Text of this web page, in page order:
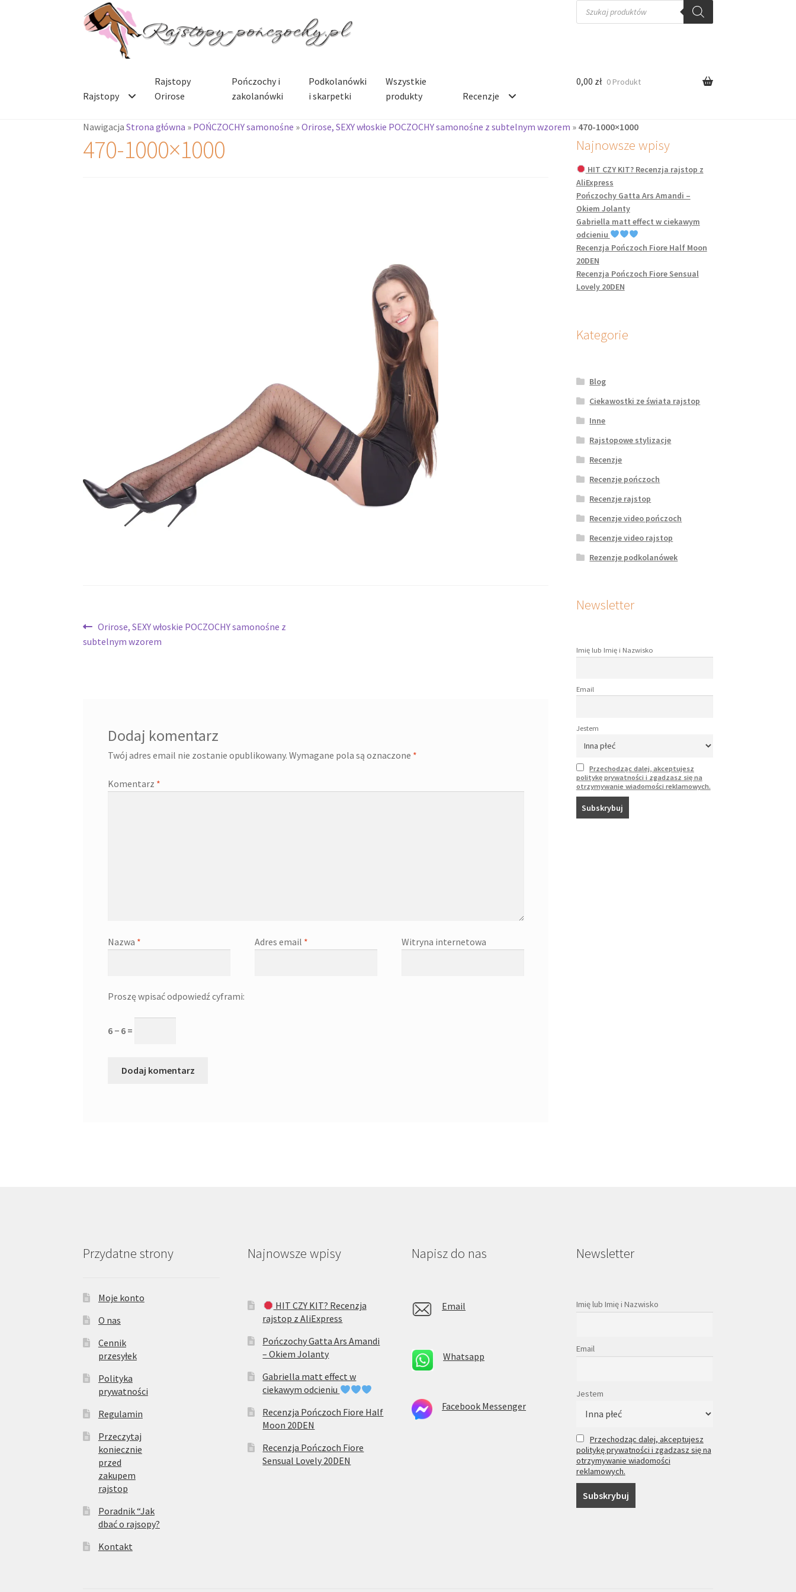
Przejdź
do
nawigacji
Przejdź
do
treści
Wyszukiwarka
produktów
Rajstopy
Rajstopy
Orirose
Pończochy i
zakolanówki
Podkolanówki
i skarpetki
Wszystkie
produkty
Recenzje
0,00 zł 0 Produkt
NawigacjaStrona główna » POŃCZOCHY samonośne »Orirose, SEXY włoskie POCZOCHY samonośne z subtelnym wzorem » 470-1000×1000
470-1000×1000
Nawigacja
wpisu
Poprzedni
wpis:
Orirose, SEXY włoskie POCZOCHY samonośne z
subtelnym wzorem
Dodaj komentarz
Twój adres email nie zostanie opublikowany. Wymagane pola są oznaczone *
Komentarz *
Nazwa * Adres email * Witryna internetowa
Proszę wpisać odpowiedź cyframi:
6 − 6 =
Najnowsze wpisy
HIT CZY KIT? Recenzja rajstop z
AliExpress
Pończochy Gatta Ars Amandi –
Okiem Jolanty
Gabriella matt effect w ciekawym
odcieniu
Recenzja Pończoch Fiore Half Moon
20DEN
Recenzja Pończoch Fiore Sensual
Lovely 20DEN
Kategorie
Blog
Ciekawostki ze świata rajstop
Inne
Rajstopowe stylizacje
Recenzje
Recenzje pończoch
Recenzje rajstop
Recenzje video pończoch
Recenzje video rajstop
Rezenzje podkolanówek
Newsletter
Imię lub Imię i Nazwisko
Email
Jestem
Przechodząc dalej, akceptujesz
politykę prywatności i zgadzasz się na
otrzymywanie wiadomości reklamowych.
Przydatne strony
Moje konto
O nas
Cennik
przesyłek
Polityka
prywatności
Regulamin
Przeczytaj
koniecznie
przed
zakupem
rajstop
Poradnik “Jak
dbać o rajsopy?
Kontakt
Najnowsze wpisy
HIT CZY KIT? Recenzja
rajstop z AliExpress
Pończochy Gatta Ars Amandi
– Okiem Jolanty
Gabriella matt effect w
ciekawym odcieniu
Recenzja Pończoch Fiore Half
Moon 20DEN
Recenzja Pończoch Fiore
Sensual Lovely 20DEN
Napisz do nas
Email
Whatsapp
Facebook Messenger
Newsletter
Imię lub Imię i Nazwisko
Email
Jestem
Przechodząc dalej, akceptujesz
politykę prywatności i zgadzasz się na
otrzymywanie wiadomości
reklamowych.